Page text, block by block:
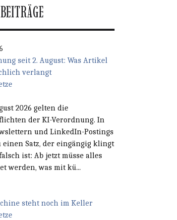
seit 2. August: Was Artikel
verlangt
2026 gelten die
der KI-Verordnung. In
und LinkedIn-Postings
einen Satz, der eingängig klingt
ist: Ab jetzt müsse alles
werden, was mit kü...
steht noch im Keller